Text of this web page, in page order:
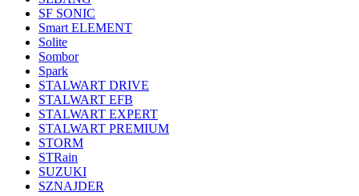
SF SONIC
Smart ELEMENT
Solite
Sombor
Spark
STALWART DRIVE
STALWART EFB
STALWART EXPERT
STALWART PREMIUM
STORM
STRain
SUZUKI
SZNAJDER